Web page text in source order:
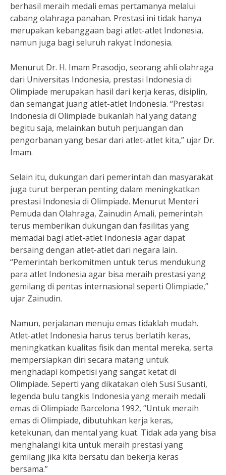
berhasil meraih medali emas pertamanya melalui
cabang olahraga panahan. Prestasi ini tidak hanya
merupakan kebanggaan bagi atlet-atlet Indonesia,
namun juga bagi seluruh rakyat Indonesia.
Menurut Dr. H. Imam Prasodjo, seorang ahli olahraga
dari Universitas Indonesia, prestasi Indonesia di
Olimpiade merupakan hasil dari kerja keras, disiplin,
dan semangat juang atlet-atlet Indonesia. “Prestasi
Indonesia di Olimpiade bukanlah hal yang datang
begitu saja, melainkan butuh perjuangan dan
pengorbanan yang besar dari atlet-atlet kita,” ujar Dr.
Imam.
Selain itu, dukungan dari pemerintah dan masyarakat
juga turut berperan penting dalam meningkatkan
prestasi Indonesia di Olimpiade. Menurut Menteri
Pemuda dan Olahraga, Zainudin Amali, pemerintah
terus memberikan dukungan dan fasilitas yang
memadai bagi atlet-atlet Indonesia agar dapat
bersaing dengan atlet-atlet dari negara lain.
“Pemerintah berkomitmen untuk terus mendukung
para atlet Indonesia agar bisa meraih prestasi yang
gemilang di pentas internasional seperti Olimpiade,”
ujar Zainudin.
Namun, perjalanan menuju emas tidaklah mudah.
Atlet-atlet Indonesia harus terus berlatih keras,
meningkatkan kualitas fisik dan mental mereka, serta
mempersiapkan diri secara matang untuk
menghadapi kompetisi yang sangat ketat di
Olimpiade. Seperti yang dikatakan oleh Susi Susanti,
legenda bulu tangkis Indonesia yang meraih medali
emas di Olimpiade Barcelona 1992, “Untuk meraih
emas di Olimpiade, dibutuhkan kerja keras,
ketekunan, dan mental yang kuat. Tidak ada yang bisa
menghalangi kita untuk meraih prestasi yang
gemilang jika kita bersatu dan bekerja keras
bersama.”